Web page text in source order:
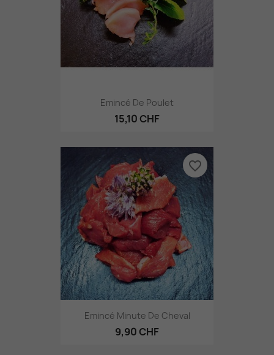
Emincé De Poulet
15,10 CHF
Emincé Minute De Cheval
9,90 CHF
favorite_border